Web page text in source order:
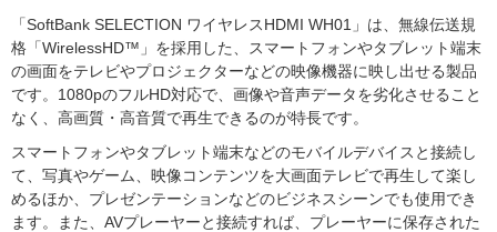
「SoftBank SELECTION ワイヤレスHDMI WH01」は、無線伝送規
格「WirelessHD™」を採用した、スマートフォンやタブレット端末
の画面をテレビやプロジェクターなどの映像機器に映し出せる製品
です。1080pのフルHD対応で、画像や音声データを劣化させること
なく、高画質・高音質で再生できるのが特長です。
スマートフォンやタブレット端末などのモバイルデバイスと接続し
て、写真やゲーム、映像コンテンツを大画面テレビで再生して楽し
めるほか、プレゼンテーションなどのビジネスシーンでも使用でき
ます。また、AVプレーヤーと接続すれば、プレーヤーに保存された